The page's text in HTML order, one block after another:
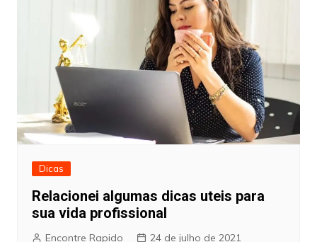
Dicas
Relacionei algumas dicas uteis para
sua vida profissional
Encontre Rapido 24 de julho de 2021